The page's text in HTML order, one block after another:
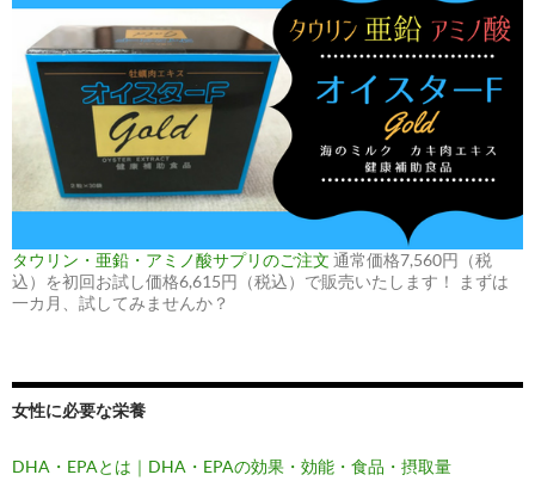
タウリン・亜鉛・アミノ酸サプリのご注文 通常価格7,560円（税
込）を初回お試し価格6,615円（税込）で販売いたします！ まずは
一カ月、試してみませんか？
女性に必要な栄養
DHA・EPAとは｜DHA・EPAの効果・効能・食品・摂取量